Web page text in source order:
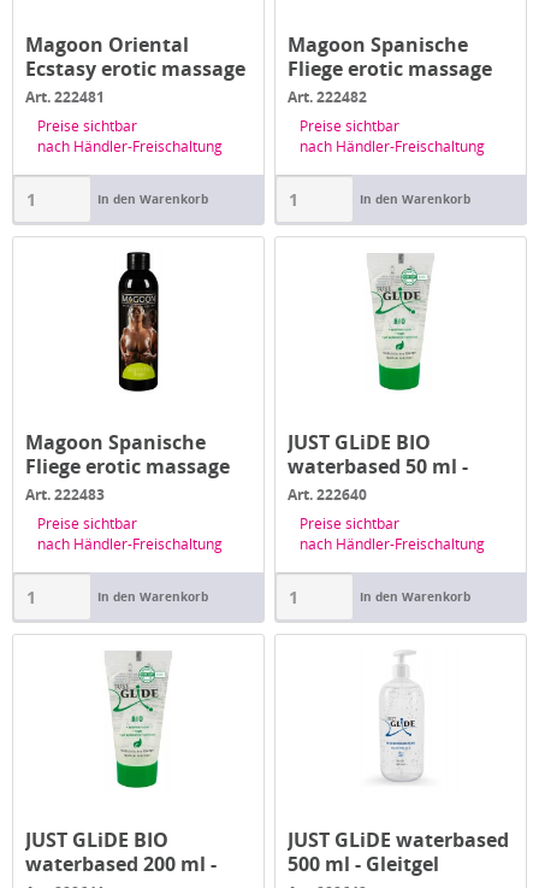
Magoon Oriental
Ecstasy erotic massage
oil 200 ml
Art. 222481
Preise sichtbar
nach Händler-Freischaltung
In den Warenkorb
Magoon Spanische
Fliege erotic massage
oil 50 ml
Art. 222482
Preise sichtbar
nach Händler-Freischaltung
In den Warenkorb
Magoon Spanische
Fliege erotic massage
oil 200 ml
Art. 222483
Preise sichtbar
nach Händler-Freischaltung
In den Warenkorb
JUST GLiDE BIO
waterbased 50 ml -
Gleitgel
Art. 222640
Preise sichtbar
nach Händler-Freischaltung
In den Warenkorb
JUST GLiDE BIO
waterbased 200 ml -
JUST GLiDE waterbased
500 ml - Gleitgel